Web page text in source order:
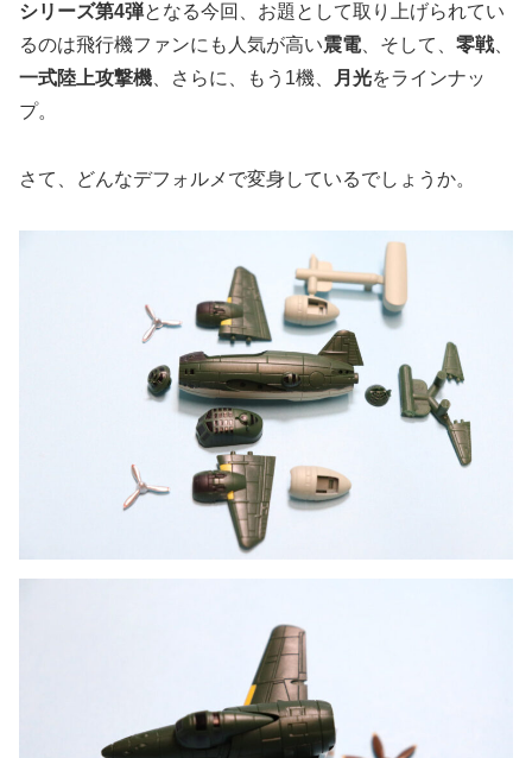
シリーズ第4弾となる今回、お題として取り上げられてい
るのは飛行機ファンにも人気が高い震電、そして、 零戦、
一式陸上攻撃機 、さらに、もう1機、 月光をラインナッ
プ。
さて、どんなデフォルメで変身しているでしょうか。